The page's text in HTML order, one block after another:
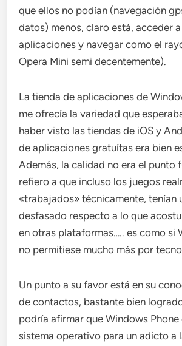
que ellos no podían (navegación
datos) menos, claro está, acceder
aplicaciones y navegar como el
Opera Mini semi decentemente).
La tienda de aplicaciones de
me ofrecía la variedad que
haber visto las tiendas de iOS y
de aplicaciones gratuítas era bien
Además, la calidad no era el punto
refiero a que incluso los juegos
«trabajados» técnicamente, tenían
desfasado respecto a lo que
en otras plataformas….. es como si
no permitiese mucho más por
Un punto a su favor está en su
de contactos, bastante bien
podría afirmar que Windows Phone
sistema operativo para un adicto a